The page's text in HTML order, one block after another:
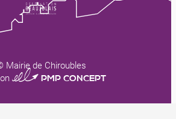
Mairie de Chiroubles
0123 PMP CONCEPT